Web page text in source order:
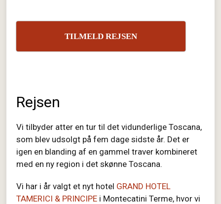
TILMELD REJSEN
Rejsen
Vi tilbyder atter en tur til det vidunderlige Toscana,
som blev udsolgt på fem dage sidste år. Det er
igen en blanding af en gammel traver kombineret
med en ny region i det skønne Toscana.
Vi har i år valgt et nyt hotel GRAND HOTEL
TAMERICI & PRINCIPE i Montecatini Terme, hvor vi